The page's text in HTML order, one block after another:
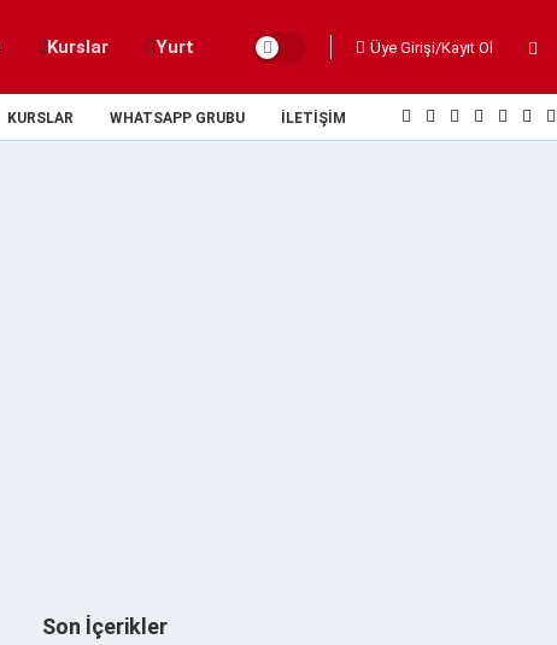
Kurslar Yurt Üye Girişi/Kayıt Ol
KURSLAR WHATSAPP GRUBU İLETIŞIM
Son İçerikler